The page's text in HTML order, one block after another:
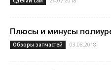
Плюсы и минусы
Обзоры запчастей 03.08.2018